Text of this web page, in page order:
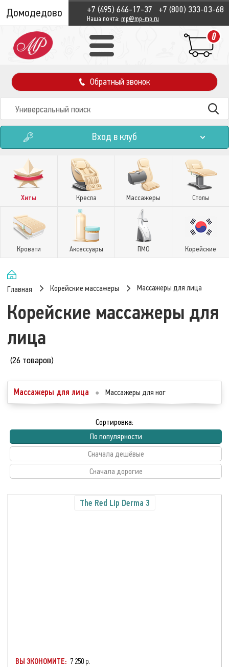
Домодедово +7 (495) 646-17-37 +7 (800) 333-03-68
Наша почта: mp@mp-mp.ru
0
Обратный звонок
Вход в клуб
Хиты Кресла Массажеры Столы
Кровати Аксессуары ПМО Корейские
Главная Корейские массажеры Массажеры для лица
Корейские массажеры для
лица
(26 товаров)
Массажеры для лица ● Массажеры для ног
Сортировка:
По популярности
Сначала дешёвые
Сначала дорогие
The Red Lip Derma 3
ВЫ ЭКОНОМИТЕ: 7 250 р.